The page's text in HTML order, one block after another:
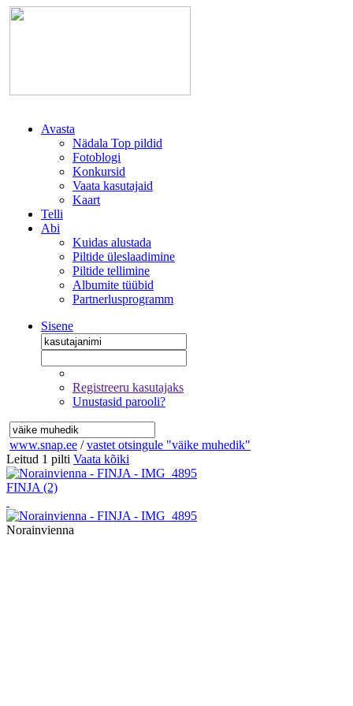
Avasta
Nädala Top pildid
Fotoblogi
Konkursid
Vaata kasutajaid
Kaart
Telli
Abi
Kuidas alustada
Piltide üleslaadimine
Piltide tellimine
Albumite tüübid
Partnerlusprogramm
Sisene
Registreeru kasutajaks
Unustasid parooli?
www.snap.ee / vastet otsingule "väike muhedik"
Leitud 1 pilti Vaata kõiki
FINJA (2)
Norainvienna